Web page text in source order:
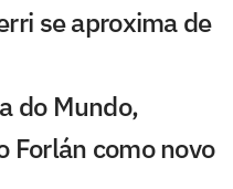
se aproxima de
do Mundo,
Forlán como novo